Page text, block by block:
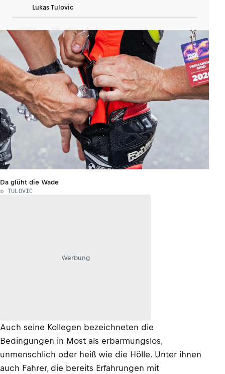
Lukas Tulovic
Da glüht die Wade
© TULOVIC
Werbung
Auch seine Kollegen bezeichneten die
Bedingungen in Most als erbarmungslos,
unmenschlich oder heiß wie die Hölle. Unter ihnen
auch Fahrer, die bereits Erfahrungen mit